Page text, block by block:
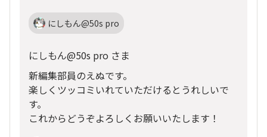
にしもん@50s pro
にしもん@50s pro さま
新編集部員のえぬです。
楽しくツッコミいれていただけるとうれしいで
す。
これからどうぞよろしくお願いいたします！